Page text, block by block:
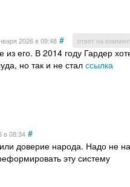
2026в 09:48 # ответ на
из его. В 2014 году Гардер
но так и не стал ссылка
в 08:34 #
доверие народа. Надо не
эту систему